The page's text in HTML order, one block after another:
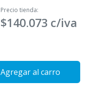
Precio tienda:
$140.073 c/iva
Agregar al carro